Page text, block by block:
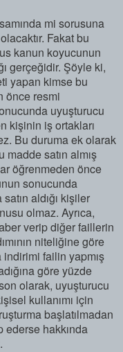
mi sorusuna
Fakat bu
kanun koyucunun
gerçeğidir. Şöyle ki,
yapan kimse bu
önce resmi
uyuşturucu
kişinin iş ortakları
Bu duruma ek olarak
madde satın almış
öğrenmeden önce
sonucunda
aldığı kişiler
olmaz. Ayrıca,
verip diğer faillerin
niteliğine göre
failin yapmış
göre yüzde
olarak, uyuşturucu
kullanımı için
başlatılmadan
hakkında